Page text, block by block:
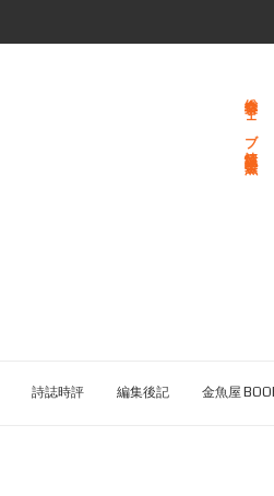
総合文学ウェブ情報誌 文学金魚
詩誌時評 編集後記 金魚屋